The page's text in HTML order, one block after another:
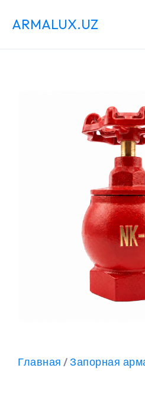
ARMALUX.UZ
Главная / Запорная